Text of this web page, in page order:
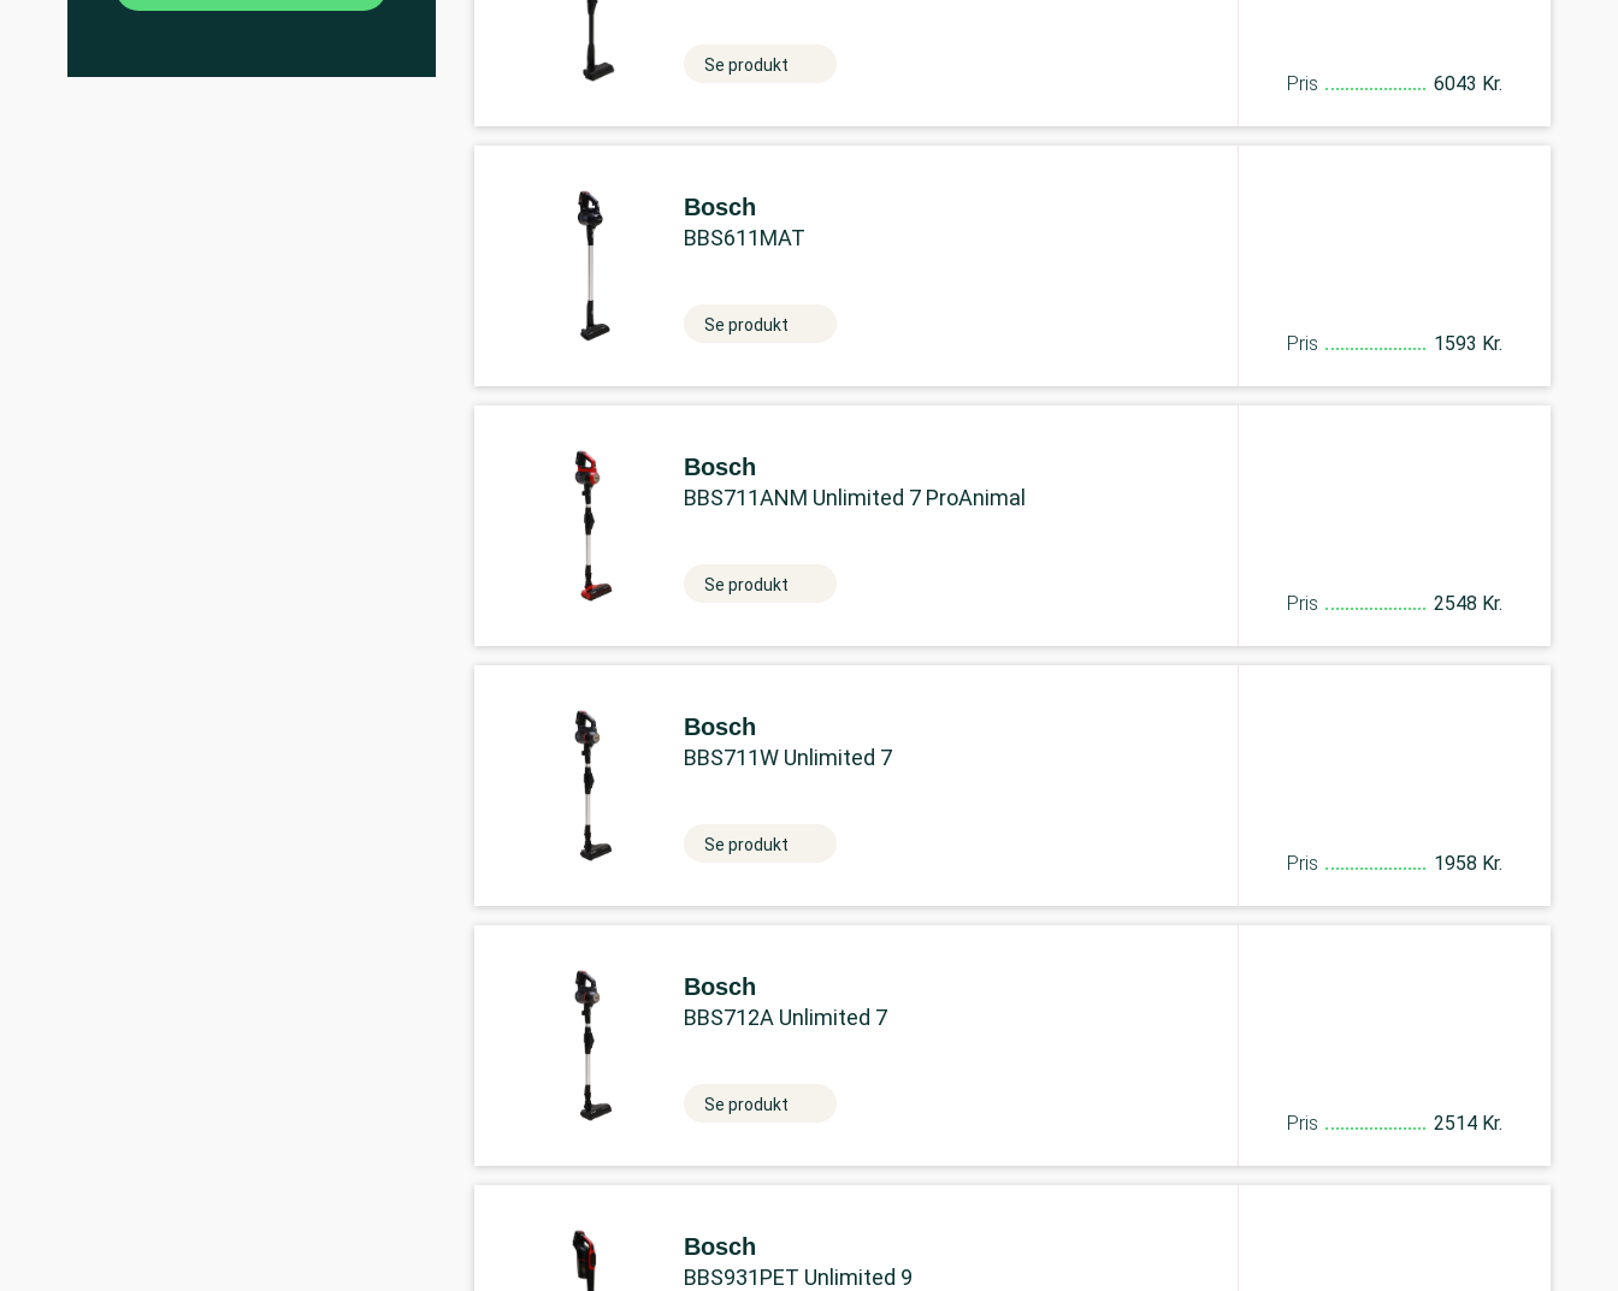
Se produkt
Pris 6043 Kr.
Bosch
BBS611MAT
Se produkt
Pris 1593 Kr.
Bosch
BBS711ANM Unlimited 7 ProAnimal
Se produkt
Pris 2548 Kr.
Bosch
BBS711W Unlimited 7
Se produkt
Pris 1958 Kr.
Bosch
BBS712A Unlimited 7
Se produkt
Pris 2514 Kr.
Bosch
BBS931PET Unlimited 9